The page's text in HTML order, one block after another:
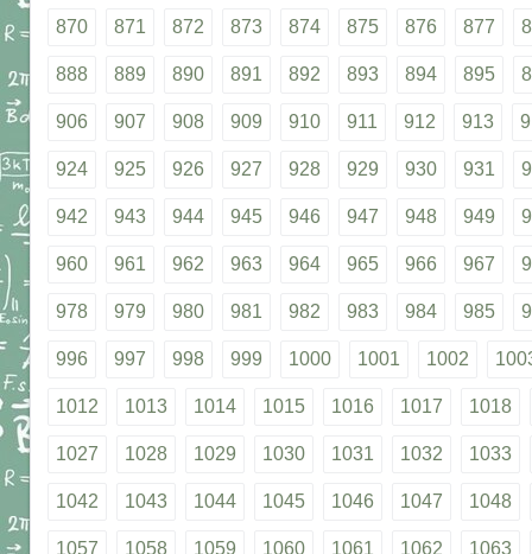
870 871 872 873 874 875 876 877
888 889 890 891 892 893 894 895
906 907 908 909 910 911 912 913
924 925 926 927 928 929 930 931
942 943 944 945 946 947 948 949
960 961 962 963 964 965 966 967
978 979 980 981 982 983 984 985
996 997 998 999 1000 1001 1002
1012 1013 1014 1015 1016 1017 1018
1027 1028 1029 1030 1031 1032 1033
1042 1043 1044 1045 1046 1047 1048
1057 1058 1059 1060 1061 1062 1063